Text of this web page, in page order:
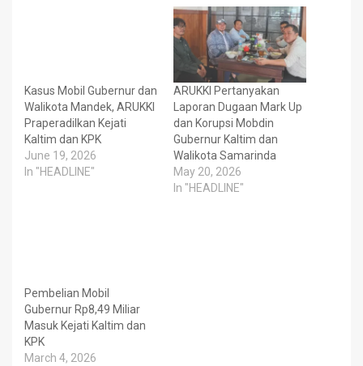
Kasus Mobil Gubernur dan
Walikota Mandek, ARUKKI
Praperadilkan Kejati
Kaltim dan KPK
June 19, 2026
In "HEADLINE"
ARUKKI Pertanyakan
Laporan Dugaan Mark Up
dan Korupsi Mobdin
Gubernur Kaltim dan
Walikota Samarinda
May 20, 2026
In "HEADLINE"
Pembelian Mobil
Gubernur Rp8,49 Miliar
Masuk Kejati Kaltim dan
KPK
March 4, 2026